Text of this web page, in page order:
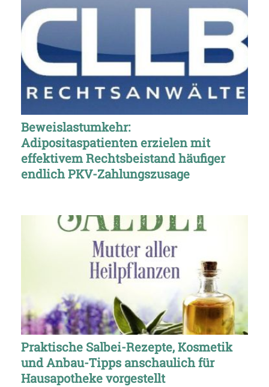
Beweislastumkehr:
Adipositaspatienten erzielen mit
effektivem Rechtsbeistand häufiger
endlich PKV-Zahlungszusage
Praktische Salbei-Rezepte, Kosmetik
und Anbau-Tipps anschaulich für
Hausapotheke vorgestellt